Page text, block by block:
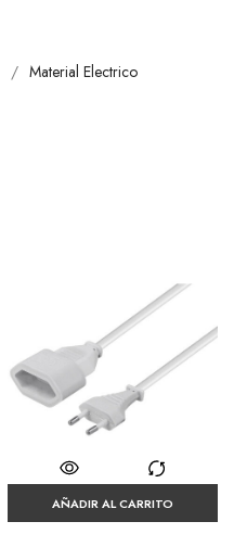
Material Electrico
AÑADIR AL CARRITO